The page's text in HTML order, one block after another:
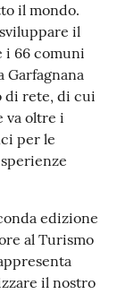
il mondo.
il
i 66 comuni
Garfagnana
di rete, di cui
va oltre i
per le
edizione
al Turismo
il nostro